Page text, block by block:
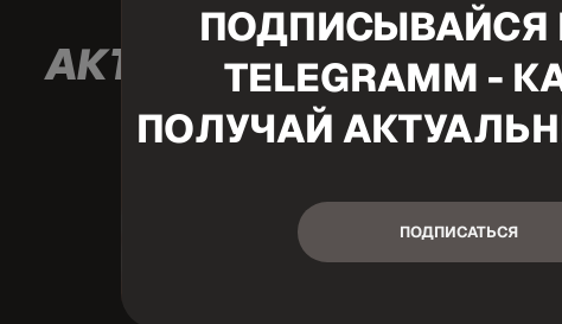
АКТУАЛЬНЫЕ ТОП-
ПОДПИСЫВАЙСЯ
TELEGRAMM -
ПОЛУЧАЙ
ПОДПИСАТЬСЯ